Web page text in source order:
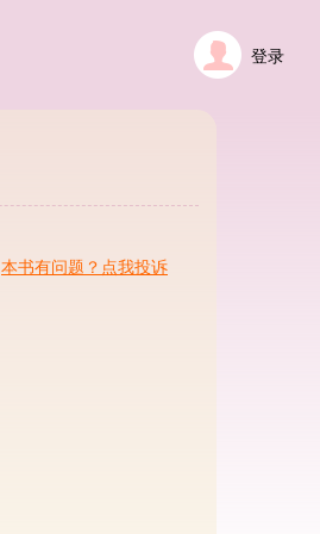
登录
本书有问题？点我投诉